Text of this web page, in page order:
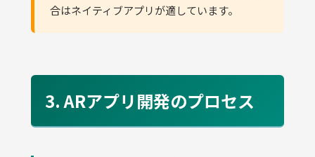
合はネイティブアプリが適しています。
3. ARアプリ開発のプロセス